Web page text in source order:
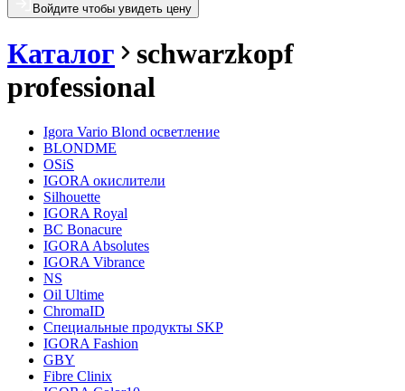
Войдите чтобы увидеть цену
Каталог
schwarzkopf
professional
Igora Vario Blond осветление
BLONDME
OSiS
IGORA окислители
Silhouette
IGORA Royal
BC Bonacure
IGORA Absolutes
IGORA Vibrance
NS
Oil Ultime
ChromaID
Специальные продукты SKP
IGORA Fashion
GBY
Fibre Clinix